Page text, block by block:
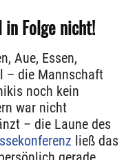
Folge nicht!
Aue, Essen,
– die Mannschaft
noch kein
war nicht
– die Laune des
ließ das